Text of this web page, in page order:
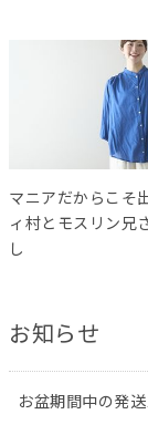
マニアだからこそ
ィ村とモスリン兄
し
お知らせ
お盆期間中の発